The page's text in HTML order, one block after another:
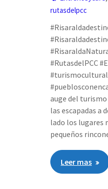
rutasdelpcc
#RutasdelPCC
auge del
las escapadas a
lado los lugares
pequeños
Leer mas